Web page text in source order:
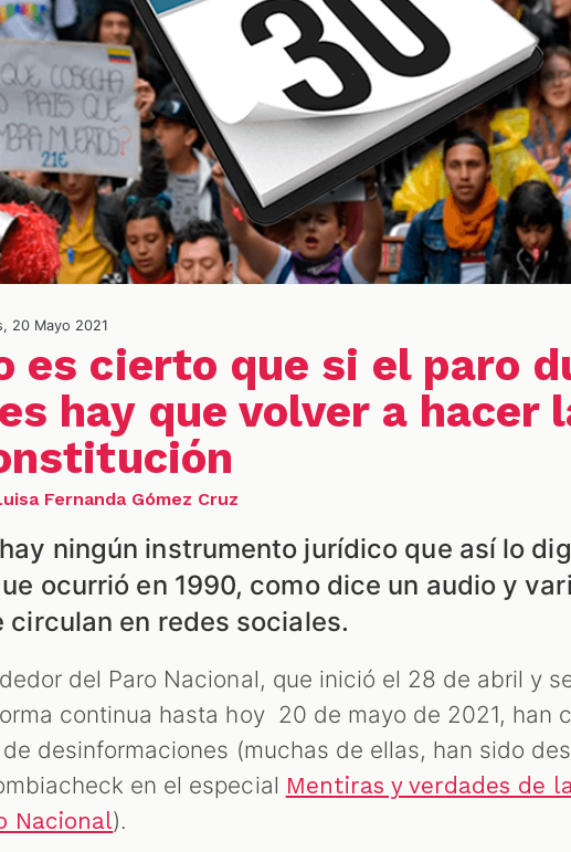
20 Mayo 2021
es cierto que si el paro
hay que volver a hacer
Fernanda Gómez Cruz
ningún instrumento jurídico que así lo
ocurrió en 1990, como dice un audio y
circulan en redes sociales.
del Paro Nacional, que inició el 28 de abril y
continua hasta hoy 20 de mayo de 2021, han
desinformaciones (muchas de ellas, han sido
en el especial Mentiras y verdades de
Nacional).